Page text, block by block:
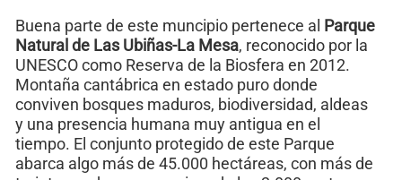
Buena parte de este muncipio pertenece al Parque
Natural de Las Ubiñas-La Mesa, reconocido por la
UNESCO como Reserva de la Biosfera en 2012.
Montaña cantábrica en estado puro donde
conviven bosques maduros, biodiversidad, aldeas
y una presencia humana muy antigua en el
tiempo. El conjunto protegido de este Parque
abarca algo más de 45.000 hectáreas, con más de